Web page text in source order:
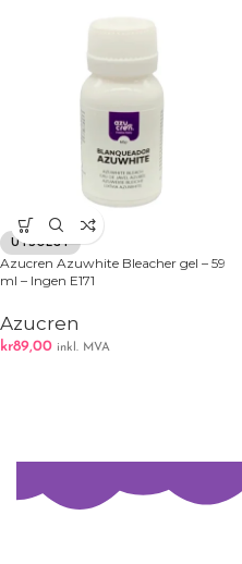
UTSOLGT
Azucren Azuwhite Bleacher gel – 59
ml – Ingen E171
Azucren
kr89,00 inkl. MVA